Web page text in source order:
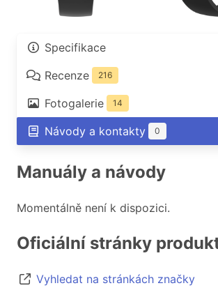
Specifikace
Recenze
216
Fotogalerie 14
Návody a kontakty 0
Manuály a návody
Momentálně není k dispozici.
Oficiální stránky
Vyhledat na stránkách značky